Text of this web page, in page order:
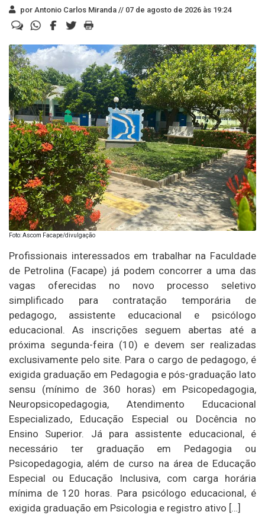
por Antonio Carlos Miranda // 07 de agosto de 2026 às 19:24
Foto: Ascom Facape/divulgação
Profissionais interessados em trabalhar na Faculdade
de Petrolina (Facape) já podem concorrer a uma das
vagas oferecidas no novo processo seletivo
simplificado para contratação temporária de
pedagogo, assistente educacional e psicólogo
educacional. As inscrições seguem abertas até a
próxima segunda-feira (10) e devem ser realizadas
exclusivamente pelo site. Para o cargo de pedagogo, é
exigida graduação em Pedagogia e pós-graduação lato
sensu (mínimo de 360 horas) em Psicopedagogia,
Neuropsicopedagogia, Atendimento Educacional
Especializado, Educação Especial ou Docência no
Ensino Superior. Já para assistente educacional, é
necessário ter graduação em Pedagogia ou
Psicopedagogia, além de curso na área de Educação
Especial ou Educação Inclusiva, com carga horária
mínima de 120 horas. Para psicólogo educacional, é
exigida graduação em Psicologia e registro ativo […]